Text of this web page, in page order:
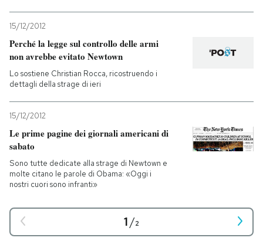
15/12/2012
Perché la legge sul controllo delle armi
non avrebbe evitato Newtown
Lo sostiene Christian Rocca, ricostruendo i
dettagli della strage di ieri
15/12/2012
Le prime pagine dei giornali americani di
sabato
Sono tutte dedicate alla strage di Newtown e
molte citano le parole di Obama: «Oggi i
nostri cuori sono infranti»
1/2